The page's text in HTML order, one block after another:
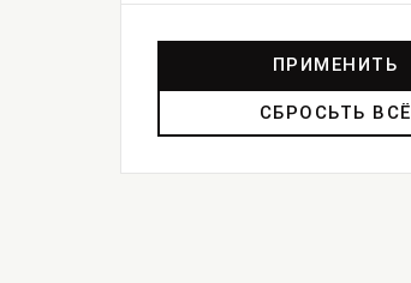
ПРИМЕНИТЬ
СБРОСЬТЬ ВСЁ